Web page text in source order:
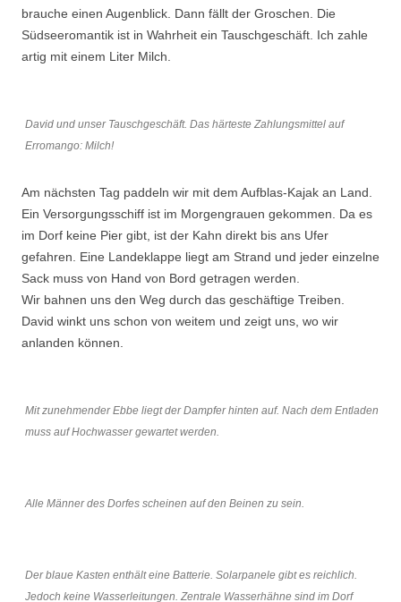
brauche einen Augenblick. Dann fällt der Groschen. Die
Südseeromantik ist in Wahrheit ein Tauschgeschäft. Ich zahle
artig mit einem Liter Milch.
David und unser Tauschgeschäft. Das härteste Zahlungsmittel auf
Erromango: Milch!
Am nächsten Tag paddeln wir mit dem Aufblas-Kajak an Land.
Ein Versorgungsschiff ist im Morgengrauen gekommen. Da es
im Dorf keine Pier gibt, ist der Kahn direkt bis ans Ufer
gefahren. Eine Landeklappe liegt am Strand und jeder einzelne
Sack muss von Hand von Bord getragen werden.
Wir bahnen uns den Weg durch das geschäftige Treiben.
David winkt uns schon von weitem und zeigt uns, wo wir
anlanden können.
Mit zunehmender Ebbe liegt der Dampfer hinten auf. Nach dem Entladen
muss auf Hochwasser gewartet werden.
Alle Männer des Dorfes scheinen auf den Beinen zu sein.
Der blaue Kasten enthält eine Batterie. Solarpanele gibt es reichlich.
Jedoch keine Wasserleitungen. Zentrale Wasserhähne sind im Dorf